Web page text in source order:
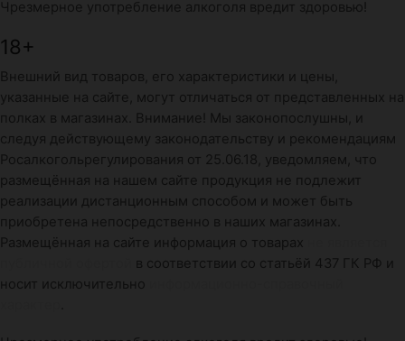
Чрезмерное употребление алкоголя вредит здоровью!
18+
Внешний вид товаров, его характеристики и цены,
указанные на сайте, могут отличаться от представленных на
полках в магазинах. Внимание! Мы законопослушны, и
следуя действующему законодательству и рекомендациям
Росалкогольрегулирования от 25.06.18, уведомляем, что
размещённая на нашем сайте продукция не подлежит
реализации дистанционным способом и может быть
приобретена непосредственно в наших магазинах.
Размещённая на сайте информация о товарах
в соответствии со статьёй 437 ГК РФ и
носит исключительно